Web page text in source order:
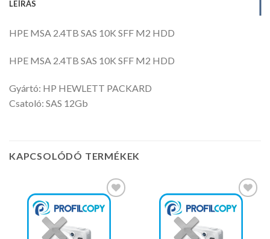
LEÍRÁS
HPE MSA 2.4TB SAS 10K SFF M2 HDD
HPE MSA 2.4TB SAS 10K SFF M2 HDD
Gyártó: HP HEWLETT PACKARD
Csatoló: SAS 12Gb
KAPCSOLÓDÓ TERMÉKEK
Kedvencekhez Kedvencekhez